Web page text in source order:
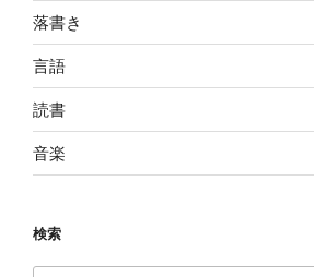
落書き
言語
読書
音楽
検索